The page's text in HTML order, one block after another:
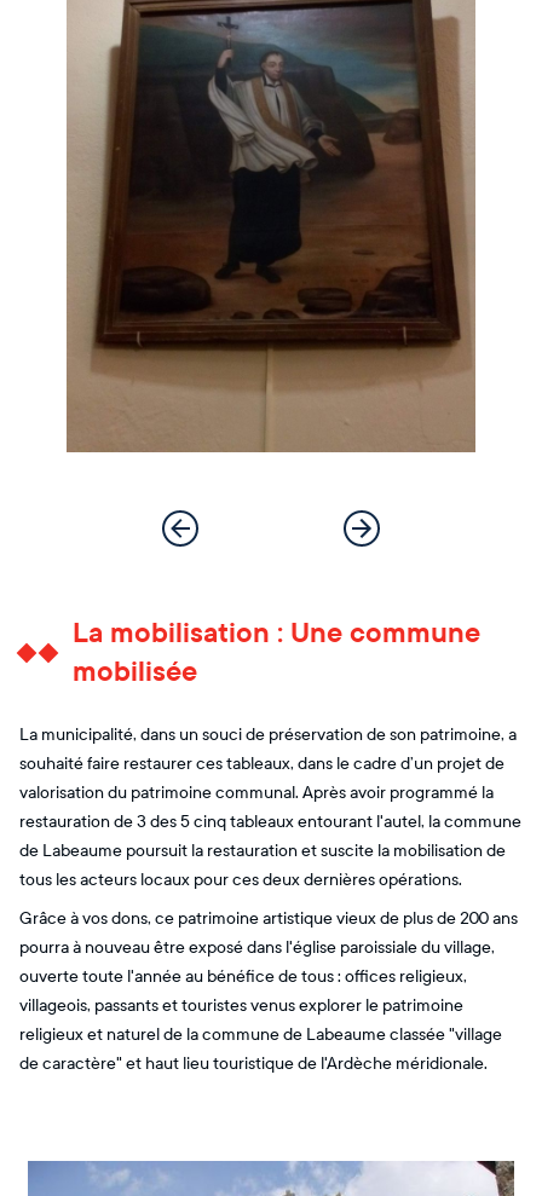
La mobilisation : Une commune
mobilisée
La municipalité, dans un souci de préservation de son patrimoine, a
souhaité faire restaurer ces tableaux, dans le cadre d’un projet de
valorisation du patrimoine communal. Après avoir programmé la
restauration de 3 des 5 cinq tableaux entourant l'autel, la commune
de Labeaume poursuit la restauration et suscite la mobilisation de
tous les acteurs locaux pour ces deux dernières opérations.
Grâce à vos dons, ce patrimoine artistique vieux de plus de 200 ans
pourra à nouveau être exposé dans l'église paroissiale du village,
ouverte toute l'année au bénéfice de tous : offices religieux,
villageois, passants et touristes venus explorer le patrimoine
religieux et naturel de la commune de Labeaume classée "village
de caractère" et haut lieu touristique de l'Ardèche méridionale.